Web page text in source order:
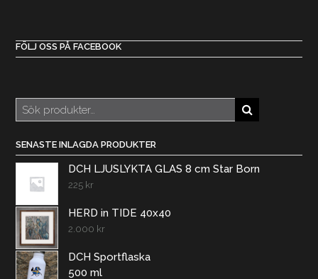
FÖLJ OSS PÅ FACEBOOK
Sök
efter:
SENASTE INLAGDA PRODUKTER
DCH LJUSLYKTA GLAS 8 cm Star Born
225 kr
HERD in TIDE 40x40
2.000 kr
DCH Sportflaska
500 ml